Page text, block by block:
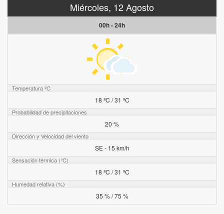
Miércoles, 12 Agosto
00h - 24h
Temperatura ºC
18 ºC / 31 ºC
Probabilidad de precipitaciones
20 %
Dirección y Velocidad del viento
SE - 15 km/h
Sensación térmica (°C)
18 ºC / 31 ºC
Humedad relativa (%)
35 % / 75 %